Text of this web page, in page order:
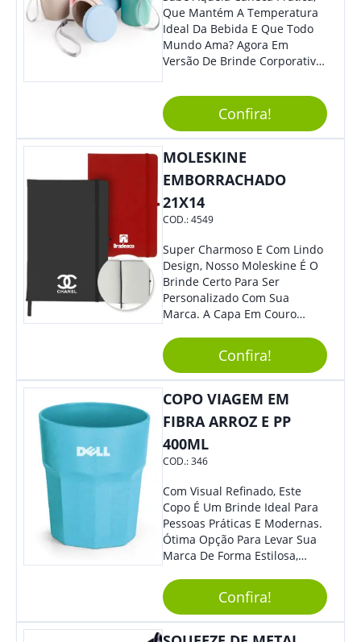
Que Mantém A Temperatura
Ideal Da Bebida E Que Todo
Mundo Ama? Agora Em
Versão De Brinde Corporativo
Sua Marca Com Muito Estilo E
Acrescentar Ainda Mais
Praticidade À Eventos E Feiras
De Exposição.
Confira!
MOLESKINE
EMBORRACHADO
21X14
COD.:4549
Super Charmoso E Com Lindo
Design, Nosso Moleskine É O
Brinde Certo Para Ser
Personalizado Com Sua
Marca. A Capa Em Couro
Elástico Permite Ter Maior
Segurança Ao Carregá-Lo.
Ofereça A Seus Clientes E
Colaboradores, Sem Dúvidas
Confira!
COPO VIAGEM EM
FIBRA ARROZ E PP
400ML
COD.:346
Com Visual Refinado, Este
Copo É Um Brinde Ideal Para
Pessoas Práticas E Modernas.
Ótima Opção Para Levar Sua
Marca De Forma Estilosa,
Empresa Em Eventos,
Reuniões Corporativas Ou Até
Mesmo Para Presentear
Colaboradores.
Confira!